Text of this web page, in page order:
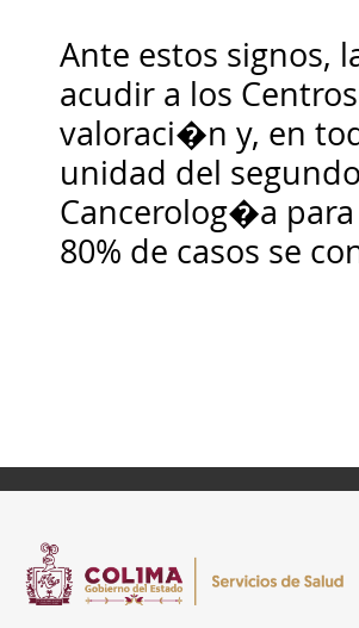
Ante estos signos,
acudir a los
valoraci�n y, en
unidad del
Cancerolog�a
80% de casos se